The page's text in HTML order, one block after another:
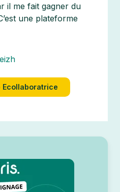
il me fait gagner du
une plateforme
Ecollaboratrice